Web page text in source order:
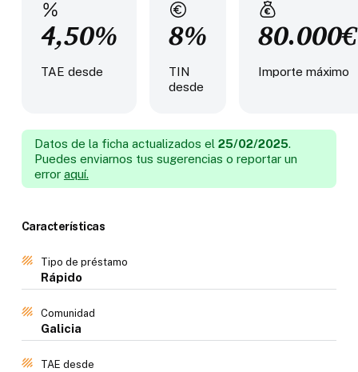
4,50%
TAE desde
8%
TIN
desde
80.000€
Importe máximo
Datos de la ficha actualizados el 25/02/2025.
Puedes enviarnos tus sugerencias o reportar un
error aquí.
Características
Tipo de préstamo
Rápido
Comunidad
Galicia
TAE desde